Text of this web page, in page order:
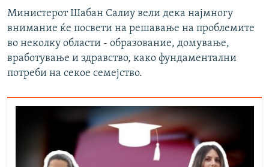
Министерот Шабан Салиу вели дека најмногу
внимание ќе посвети на решавање на проблемите
во неколку области - образование, домување,
вработување и здравство, како фундаментални
потреби на секое семејство.